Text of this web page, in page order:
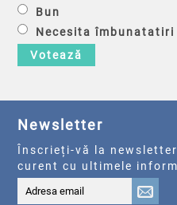
Bun
Necesita îmbunatatiri
Votează
Newsletter
Înscrieți-vă la
curent cu ultimele